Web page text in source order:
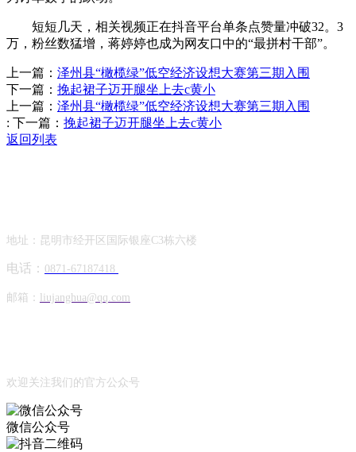
短短几天，相关视频正在抖音平台单条点赞量冲破32。3
万，粉丝数猛增，蒋婷婷也成为网友口中的“最拼村干部”。
上一篇： 泽州县“橄榄绿”低空经济设想大赛第三期入围
下一篇： 挽起裙子迈开腿坐上去c黄小
上一篇： 泽州县“橄榄绿”低空经济设想大赛第三期入围
: 下一篇： 挽起裙子迈开腿坐上去c黄小
返回列表
地址：昆明市经开区国际银座C3栋六楼
电话： 0871-67187418
邮箱： liujanghua@qq.com
欢迎关注我们的官方公众号
微信公众号